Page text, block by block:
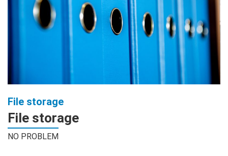
File storage
File storage
NO PROBLEM